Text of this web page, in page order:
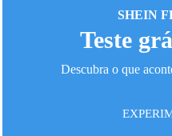
SHEIN
Teste
Descubra o que